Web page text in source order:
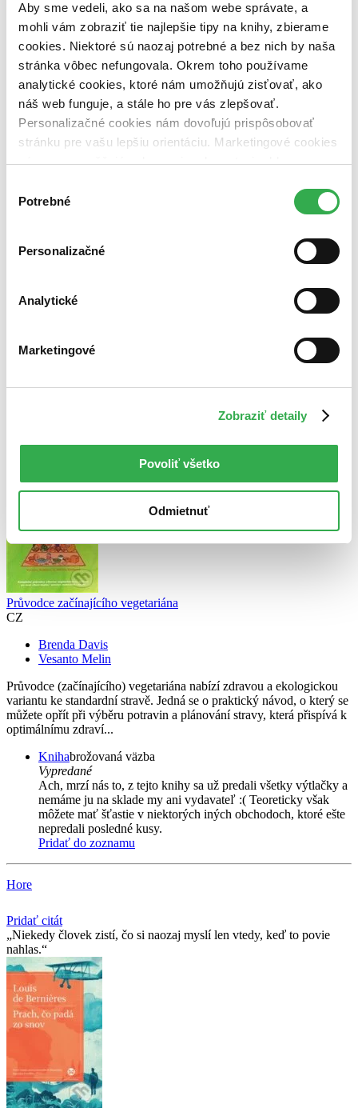
Aby sme vedeli, ako sa na našom webe správate, a
mohli vám zobraziť tie najlepšie tipy na knihy, zbierame
cookies. Niektoré sú naozaj potrebné a bez nich by naša
stránka vôbec nefungovala. Okrem toho používame
analytické cookies, ktoré nám umožňujú zisťovať, ako
náš web funguje, a stále ho pre vás zlepšovať.
Personalizačné cookies nám dovoľujú prispôsobovať
stránku pre vašu lepšiu orientáciu. Marketingové cookies
nám zas umožňujú zobrazenie relevantnej reklamy.
nám pomohlo, keby sme mohli používať všetky tieto
súhlasu
Potrebné
Personalizačné
Analytické
Marketingové
Zobraziť detaily
Povoliť všetko
Odmietnuť
Typ diéty
vegetariánska (1 titul) vegetariánska1
čeština (1 titul)čeština1
Autor
Brenda Davis (1 titul)Brenda Davis 1
Vesanto Melin (1 titul)
Vesanto Melin
Väzba
Zúžiť výber
Zoradiť
Novinky
Najvyššia zľava
Zrušiť filtre
Průvodce začínajícího vegetariána
CZ
Brenda Davis
Vesanto Melin
Průvodce (začínajícího) vegetariána nabízí zdravou a ekologickou
variantu ke standardní stravě. Jedná se o praktický návod, o který se
můžete opřít při výběru potravin a plánování stravy, která přispívá k
optimálnímu zdraví...
Knihabrožovaná väzba
Vypredané
Ach, mrzí nás to, z tejto knihy sa už predali všetky výtlačky a
nemáme ju na sklade my ani vydavateľ :( Teoreticky však
môžete mať šťastie v niektorých iných obchodoch, ktoré ešte
nepredali posledné kusy.
Pridať do zoznamu
Hore
Pridať citát
Niekedy človek zistí, čo si naozaj myslí len vtedy, keď to povie
nahlas.